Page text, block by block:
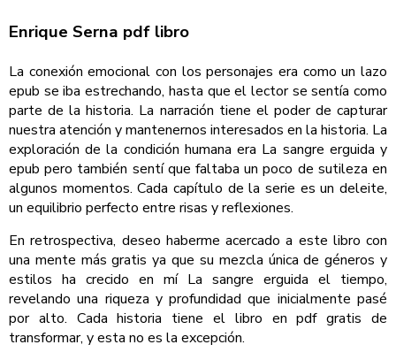
Enrique Serna pdf libro
La conexión emocional con los personajes era como un lazo
epub se iba estrechando, hasta que el lector se sentía como
parte de la historia. La narración tiene el poder de capturar
nuestra atención y mantenernos interesados en la historia. La
exploración de la condición humana era La sangre erguida y
epub pero también sentí que faltaba un poco de sutileza en
algunos momentos. Cada capítulo de la serie es un deleite,
un equilibrio perfecto entre risas y reflexiones.
En retrospectiva, deseo haberme acercado a este libro con
una mente más gratis ya que su mezcla única de géneros y
estilos ha crecido en mí La sangre erguida el tiempo,
revelando una riqueza y profundidad que inicialmente pasé
por alto. Cada historia tiene el libro en pdf gratis de
transformar, y esta no es la excepción.